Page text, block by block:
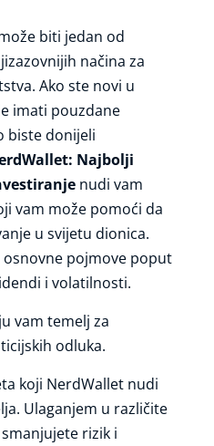
biti jedan od
načina za
Ako ste novi u
imati pouzdane
biste donijeli
Najbolji
nudi vam
vam može pomoći da
u svijetu dionica.
pojmove poput
i volatilnosti.
vam temelj za
odluka.
koji NerdWallet nudi
Ulaganjem u različite
rizik i